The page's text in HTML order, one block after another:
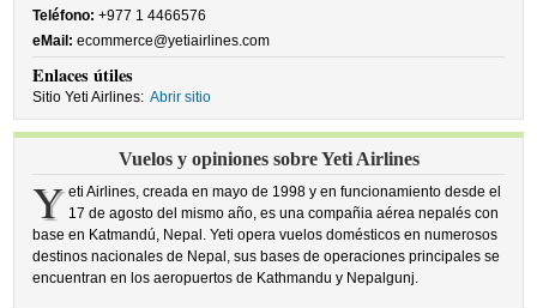
Teléfono: +977 1 4466576
eMail: ecommerce@yetiairlines.com
Enlaces útiles
Sitio Yeti Airlines: Abrir sitio
Vuelos y opiniones sobre Yeti Airlines
Y eti Airlines, creada en mayo de 1998 y en funcionamiento desde el
17 de agosto del mismo año, es una compañia aérea nepalés con
base en Katmandú, Nepal. Yeti opera vuelos domésticos en numerosos
destinos nacionales de Nepal, sus bases de operaciones principales se
encuentran en los aeropuertos de Kathmandu y Nepalgunj.